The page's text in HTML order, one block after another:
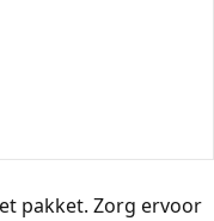
pakket. Zorg ervoor